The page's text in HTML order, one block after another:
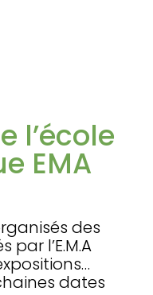
l’école
EMA
des
l’E.M.A
dates